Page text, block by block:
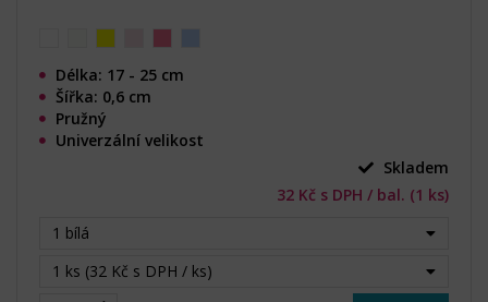
Délka: 17 - 25 cm
Šířka: 0,6 cm
Pružný
Univerzální velikost
Skladem
32 Kč s DPH / bal. (1 ks)
1 bílá
1 ks (32 Kč s DPH / ks)